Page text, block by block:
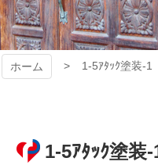
ホーム 1-5ｱﾀｯｸ塗装-1
1-5ｱﾀｯｸ塗装-